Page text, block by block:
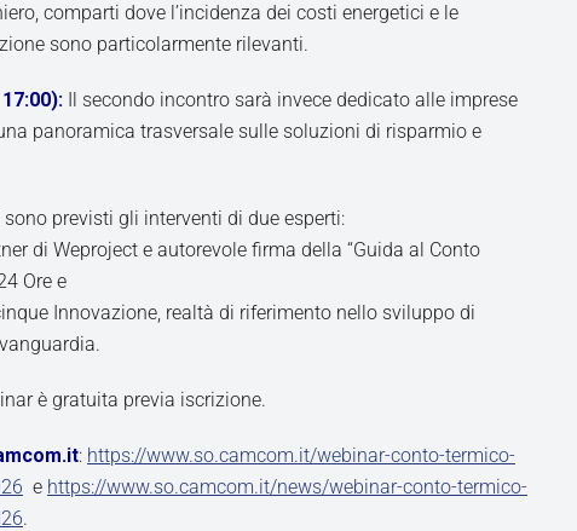
comparti dove l’incidenza dei costi energetici e le
sono particolarmente rilevanti.
Il secondo incontro sarà invece dedicato alle imprese
panoramica trasversale sulle soluzioni di risparmio e
sono previsti gli interventi di due esperti:
di Weproject e autorevole firma della “Guida al Conto
Ore e
Innovazione, realtà di riferimento nello sviluppo di
è gratuita previa iscrizione.
: https://www.so.camcom.it/webinar-conto-termico-
e https://www.so.camcom.it/news/webinar-conto-termico-
.